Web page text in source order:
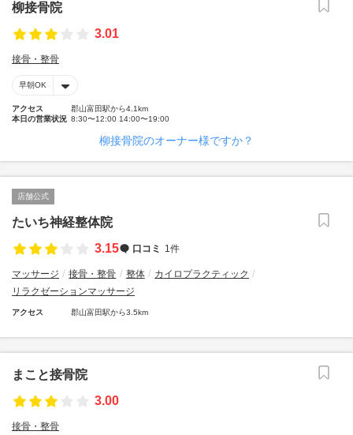
柳接骨院
3.01
接骨・整骨
早朝OK
アクセス
郡山富田駅から4.1km
本日の営業状況 8:30〜12:00 14:00〜19:00
柳接骨院のオーナー様ですか？
店舗公式
たいち神経整体院
3.15
口コミ 1件
マッサージ 接骨・整骨 整体
カイロプラクティック
リラクゼーションマッサージ
アクセス 郡山富田駅から3.5km
まこと接骨院
3.00
接骨・整骨